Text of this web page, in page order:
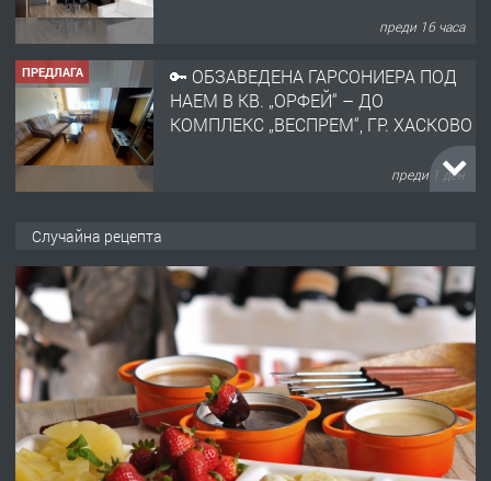
преди 16 часа
ПРЕДЛАГА
🔑 ОБЗАВЕДЕНА ГАРСОНИЕРА ПОД
НАЕМ В КВ. „ОРФЕЙ“ – ДО
КОМПЛЕКС „ВЕСПРЕМ“, ГР. ХАСКОВО
преди 1 ден
АПАРТАМЕНТ В ЦЕНТЪРА НА ГР.
ХАСКОВО
преди 2 дни
ПРЕДЛАГА Давам гараж под наем
преди 2 дни
Случайна рецепта